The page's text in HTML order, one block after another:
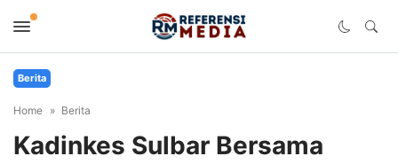
Berita
Home Berita
Kadinkes Sulbar Bersama